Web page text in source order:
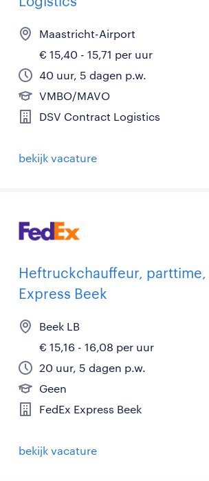
Maastricht-Airport
€ 15,40 - 15,71 per uur
40 uur, 5 dagen p.w.
VMBO/MAVO
DSV Contract Logistics
bekijk vacature
Heftruckchauffeur, parttime,
Express Beek
Beek LB
€ 15,16 - 16,08 per uur
20 uur, 5 dagen p.w.
Geen
FedEx Express Beek
bekijk vacature